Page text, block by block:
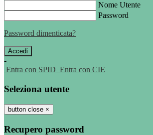
Nome Utente
Password
Password dimenticata?
-
Entra con SPID Entra con CIE
Seleziona utente
button close ×
Recupero password